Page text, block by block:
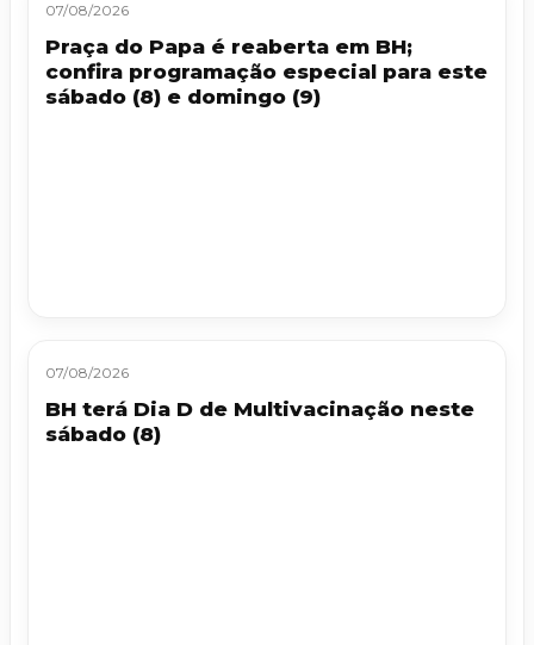
07/08/2026
Praça do Papa é reaberta em BH;
confira programação especial para este
sábado (8) e domingo (9)
07/08/2026
BH terá Dia D de Multivacinação neste
sábado (8)